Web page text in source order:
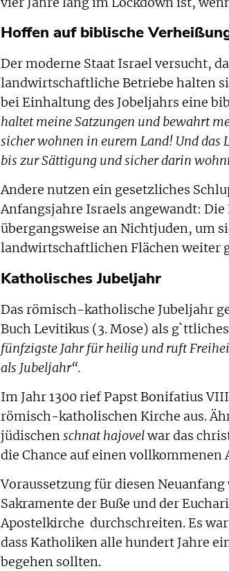
Hoffen auf biblische
Der moderne Staat Israel versucht,
landwirtschaftliche Betriebe halten
bei Einhaltung des Jobeljahrs eine
haltet meine Satzungen und bewahrt
sicher wohnen in eurem Land! Und das
bis zur Sättigung und sicher darin
Andere nutzen ein gesetzliches
Anfangsjahre Israels angewandt:
übergangsweise an Nichtjuden, um
landwirtschaftlichen Flächen weiter
Katholisches Jubeljahr
Das römisch-katholische Jubeljahr
Buch Levitikus (3. Mose) als
fünfzigste Jahr für heilig und ruft
als Jubeljahr“.
Im Jahr 1300 rief Papst Bonifatius
römisch-katholischen Kirche aus.
jüdischenschnat hajovelwar das
die Chance auf einen vollkommenen
Voraussetzung für diesen
Sakramente der Buße und der
Apostelkirche durchschreiten. Es
dass Katholiken alle hundert Jahre
begehen sollten.